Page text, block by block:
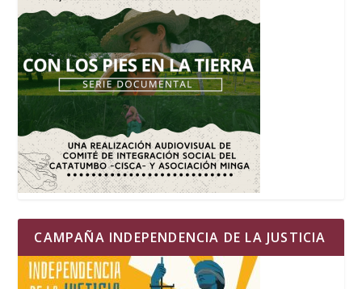
CAMPAÑA INDEPENDENCIA DE LA JUSTICIA